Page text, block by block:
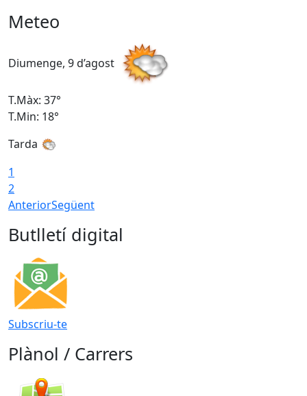
Meteo
Diumenge, 9 d’agost
T.Màx: 37°
T.Min: 18°
Tarda
1
2
AnteriorSegüent
Butlletí digital
Subscriu-te
Plànol / Carrers